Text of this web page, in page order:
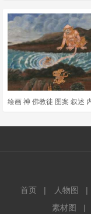
首页 人物图
素材图